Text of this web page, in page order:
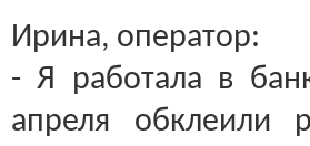
Ирина, оператор:
- Я работала в
апреля обклеили